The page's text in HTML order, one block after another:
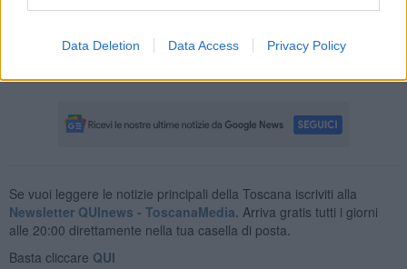
Data Deletion Data Access Privacy Policy
4 in Alta Val di Cecina:Monteverdi Marittimo 1, Riparbella 1,
4 nel Cuoio:Montopoli in Val d'Arno 1, Castelfranco di Sotto 1,
Se vuoi leggere le notizie principali della Toscana iscriviti alla
Newsletter QUInews - ToscanaMedia. Arriva gratis tutti i giorni
alle 20:00 direttamente nella tua casella di posta.
Basta cliccare QUI